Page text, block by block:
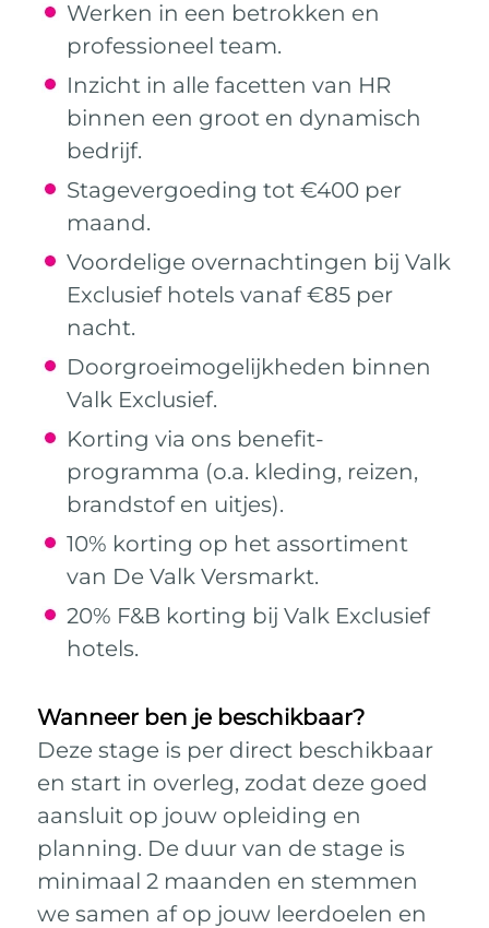
Werken in een betrokken en
professioneel team.
Inzicht in alle facetten van HR
binnen een groot en dynamisch
bedrijf.
Stagevergoeding tot €400 per
maand.
Voordelige overnachtingen bij Valk
Exclusief hotels vanaf €85 per
nacht.
Doorgroeimogelijkheden binnen
Valk Exclusief.
Korting via ons benefit-
programma (o.a. kleding, reizen,
brandstof en uitjes).
10% korting op het assortiment
van De Valk Versmarkt.
20% F&B korting bij Valk Exclusief
hotels.
Wanneer ben je beschikbaar?
Deze stage is per direct beschikbaar
en start in overleg, zodat deze goed
aansluit op jouw opleiding en
planning. De duur van de stage is
minimaal 2 maanden en stemmen
we samen af op jouw leerdoelen en